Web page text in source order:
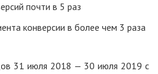
почти в 5 раз
конверсии в более чем 3 раза
31 июля 2018 — 30 июля 2019 с